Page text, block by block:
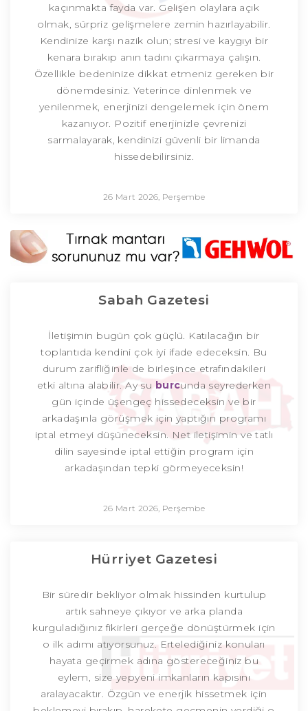
kaçınmakta fayda var. Gelişen olaylara açık
olmak, sürpriz gelişmelere zemin hazırlayabilir.
Kendinize karşı nazik olun; stresi ve kaygıyı bir
kenara bırakıp anın tadını çıkarmaya çalışın.
Özellikle bedeninize dikkat etmeniz gereken bir
dönemdesiniz. Yeterince dinlenmek ve
yenilenmek, enerjinizi dengelemek için önem
kazanıyor. Pozitif enerjinizle çevrenizi
sarmalayarak, kendinizi güvenli bir limanda
hissedebilirsiniz.
26 Mart 2026, Perşembe
Sabah Gazetesi
İletişimin bugün çok güçlü. Katılacağın bir
toplantıda kendini çok iyi ifade edeceksin. Bu
durum zarifliğinle de birleşince etrafındakileri
etki altına alabilir. Ay su burcunda seyrederken
gün içinde üşengeç hissedeceksin ve bir
arkadaşınla görüşmek için yaptığın programı
iptal etmeyi düşüneceksin. Net iletişimin ve tatlı
dilin sayesinde iptal ettiğin program için
arkadaşından tepki görmeyeceksin!
26 Mart 2026, Perşembe
Hürriyet Gazetesi
Bir süredir bekliyor olmak hissinden kurtulup
artık sahneye çıkıyor ve arka planda
kurguladığınız fikirleri gerçeğe dönüştürmek için
o ilk adımı atıyorsunuz. Ertelediğiniz konuları
hayata geçirmek adına göstereceğiniz bu
eylem, size yepyeni imkanların kapısını
aralayacaktır. Özgün ve enerjik hissetmek için